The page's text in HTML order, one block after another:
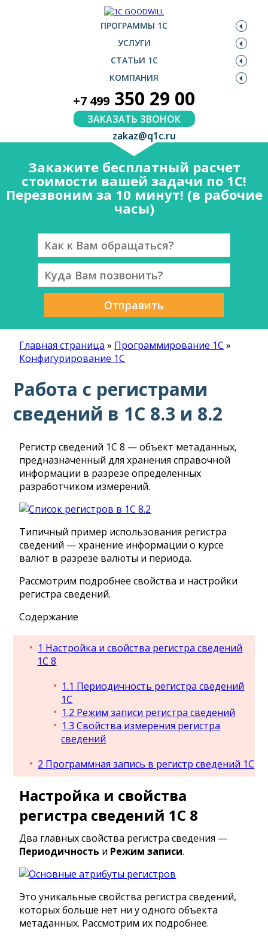
ПРОГРАММЫ 1С
УСЛУГИ
СТАТЬИ 1С
КОМПАНИЯ
+7 499 350 29 00
ЗАКАЗАТЬ ЗВОНОК
zakaz@q1c.ru
Закажите бесплатный расчет
стоимости вашей задачи по 1С!
Перезвоним за 10 минут! (в рабочие
часы)
Отправить
Главная страница » Программирование 1С »
Конфигурирование 1С
Работа с регистрами
сведений в 1С 8.3 и 8.2
Регистр сведений 1С 8 — объект метаданных,
предназначенный для хранения справочной
информации в разрезе определенных
разработчиком измерений.
Типичный пример использования регистра
сведений — хранение информации о курсе
валют в разрезе валюты и периода.
Рассмотрим подробнее свойства и настройки
регистра сведений.
Содержание
1 Настройка и свойства регистра сведений
1С 8
1.1 Периодичность регистра сведений
1C
1.2 Режим записи регистра сведений
1.3 Свойства измерения регистра
сведений
2 Программная запись в регистр сведений 1С
Настройка и свойства
регистра сведений 1С 8
Два главных свойства регистра сведения —
Периодичность и Режим записи.
Это уникальные свойства регистра сведений,
которых больше нет ни у одного объекта
метаданных. Рассмотрим их подробнее.